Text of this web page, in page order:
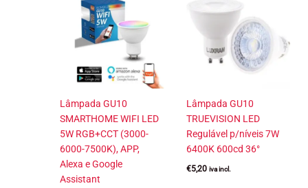
Lâmpada GU10
SMARTHOME WIFI LED
5W RGB+CCT (3000-
6000-7500K), APP,
Alexa e Google
Assistant
Lâmpada GU10
TRUEVISION LED
Regulável p/níveis 7W
6400K 600cd 36°
€5,20 iva incl.